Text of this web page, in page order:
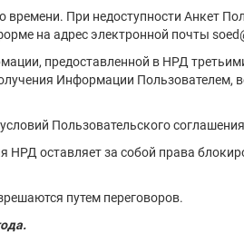
При недоступности Анкет
на адрес электронной почты
предоставленной в НРД
Информации Пользователем,
Пользовательского
оставляет за собой права
путем переговоров.
Размещен
Размещен
Размещен
Размещен